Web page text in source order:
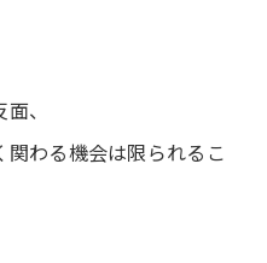
、
わる機会は限られるこ